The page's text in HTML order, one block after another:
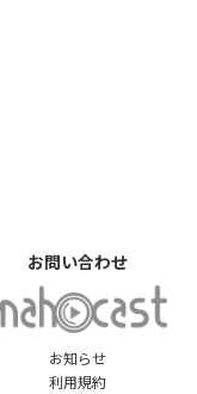
お知らせ
利用規約
お問い合わせ